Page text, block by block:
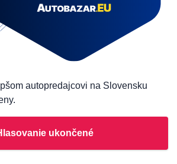
autopredajcovi na Slovensku
ukončené